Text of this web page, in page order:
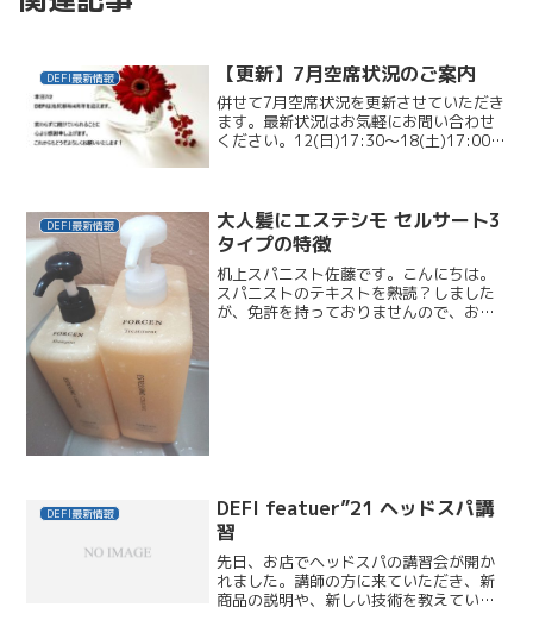
DEFI最新情報 【更新】7月空席状況のご案内
併せて7月空席状況を更新させていただき
ます。最新状況はお気軽にお問い合わせ
ください。12(日)17:30～18(土)17:00～
DEFI最新情報
大人髪にエステシモ セルサート3
タイプの特徴
机上スパニスト佐藤です。こんにちは。
スパニストのテキストを熟読？しました
が、免許を持っておりませんので、お客
DEFI最新情報
DEFI featuer”21 ヘッドスパ講
習
先日、お店でヘッドスパの講習会が開か
れました。講師の方に来ていただき、新
商品の説明や、新しい技術を教えていた